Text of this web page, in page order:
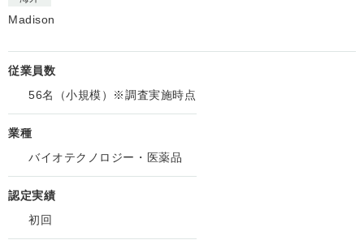
Madison
従業員数
56名（小規模）※調査実施時点
業種
バイオテクノロジー・医薬品
認定実績
初回